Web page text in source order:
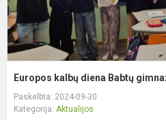
Europos kalbų diena Babtų
Paskelbta: 2024-09-30
Kategorija: Aktualijos